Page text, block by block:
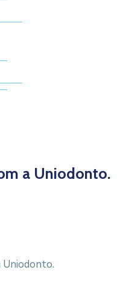
a Uniodonto.
Uniodonto.